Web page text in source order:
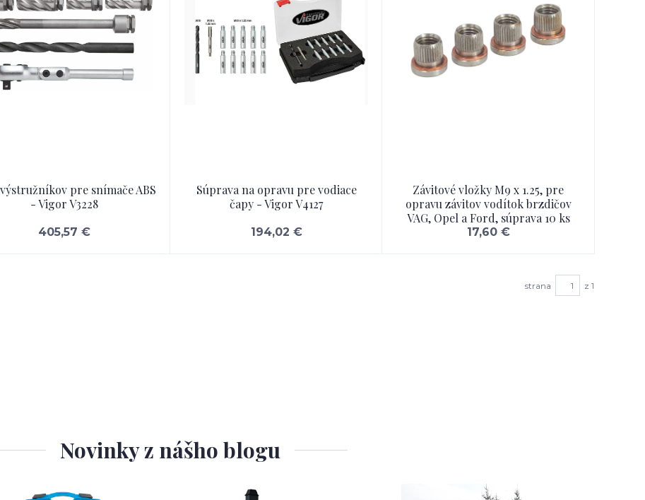
pre snímače ABS
- Vigor V3228
405,57 €
Súprava na opravu pre vodiace
čapy - Vigor V4127
194,02 €
Závitové vložky M9 x 1.25, pre
opravu závitov vodítok brzdičov
VAG, Opel a Ford, súprava 10 ks
17,60 €
strana z 1
Novinky z nášho blogu